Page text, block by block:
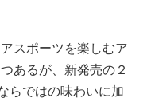
スポーツを楽しむア
あるが、新発売の２
らではの味わいに加